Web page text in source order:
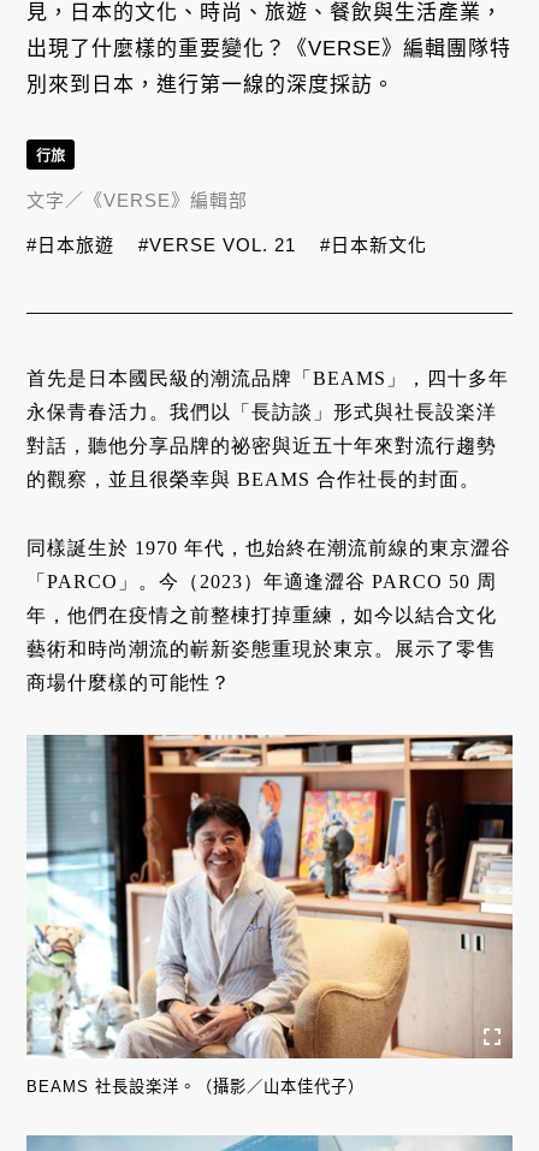
見，日本的文化、時尚、旅遊、餐飲與生活產業，
出現了什麼樣的重要變化？《VERSE》編輯團隊特
別來到日本，進行第一線的深度採訪。
首先是日本國民級的潮流品牌「BEAMS」，四十多年
永保青春活力。我們以「長訪談」形式與社長設楽洋
對話，聽他分享品牌的祕密與近五十年來對流行趨勢
的觀察，並且很榮幸與 BEAMS 合作社長的封面。
同樣誕生於 1970 年代，也始終在潮流前線的東京澀谷
「PARCO」。今（2023）年適逢澀谷 PARCO 50 周
年，他們在疫情之前整棟打掉重練，如今以結合文化
藝術和時尚潮流的嶄新姿態重現於東京。展示了零售
商場什麼樣的可能性？
BEAMS 社長設楽洋。（攝影／山本佳代子）
行旅
文字／ 《VERSE》編輯部
#日本旅遊 #VERSE VOL. 21 #日本新文化